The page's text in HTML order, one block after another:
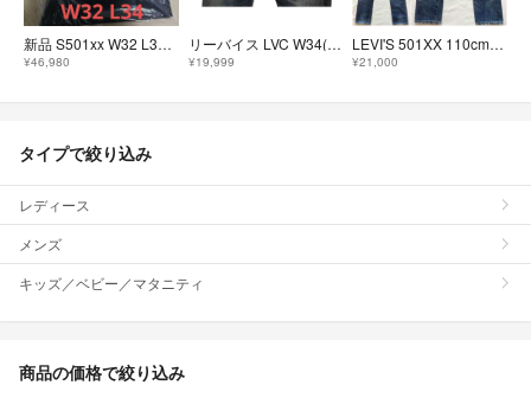
新品 S501xx W32 L34 大戦 levi's 大戦モデル リーバイス
¥46,980
リーバイス LVC W34(89×80) 66501 501xx 復刻 レプリカ
¥19,999
LEVI'S 501XX 110cm 親子でビンテージ リーバイス LVC
¥21,000
タイプで絞り込み
レディース
メンズ
キッズ／ベビー／マタニティ
商品の価格で絞り込み